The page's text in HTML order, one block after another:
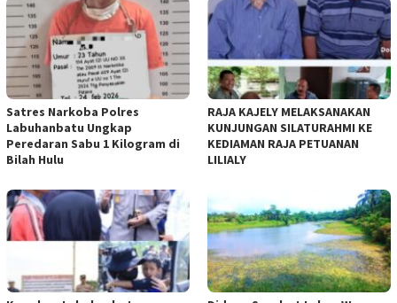
Satres Narkoba Polres
Labuhanbatu Ungkap
Peredaran Sabu 1 Kilogram di
Bilah Hulu
RAJA KAJELY MELAKSANAKAN
KUNJUNGAN SILATURAHMI KE
KEDIAMAN RAJA PETUANAN
LILIALY